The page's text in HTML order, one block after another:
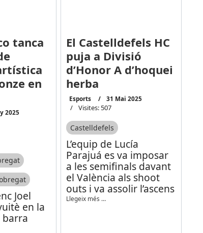
tanca
en
2025
Joel
en la
El Castelldefels HC
puja a Divisió
d’Honor A d’hoquei
herba
Esports 31 Mai 2025
Visites: 507
Castelldefels
L’equip de Lucía
Parajuá es va imposar
a les semifinals davant
el València als shoot
outs i va assolir l’ascens
Llegeix més …